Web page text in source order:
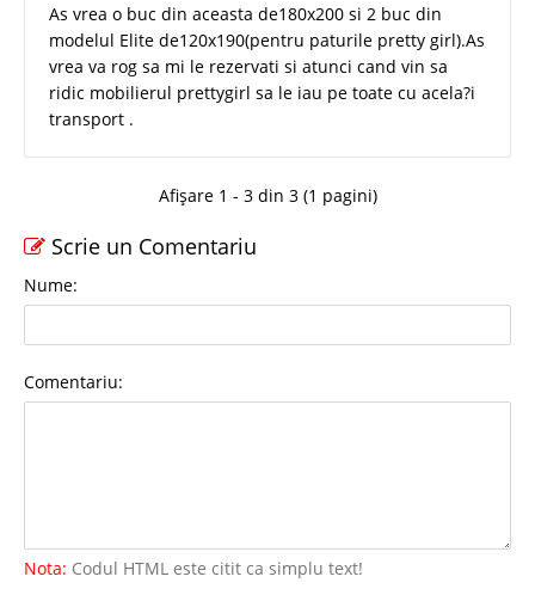
As vrea o buc din aceasta de180x200 si 2 buc din
modelul Elite de120x190(pentru paturile pretty girl).As
vrea va rog sa mi le rezervati si atunci cand vin sa
ridic mobilierul prettygirl sa le iau pe toate cu acela?i
transport .
Afișare 1 - 3 din 3 (1 pagini)
Scrie un Comentariu
Nume:
Comentariu:
Nota: Codul HTML este citit ca simplu text!